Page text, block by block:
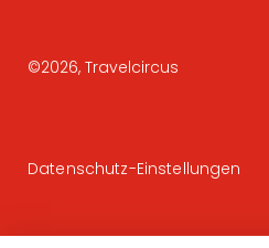
©2026, Travelcircus
Datenschutz-Einstellungen